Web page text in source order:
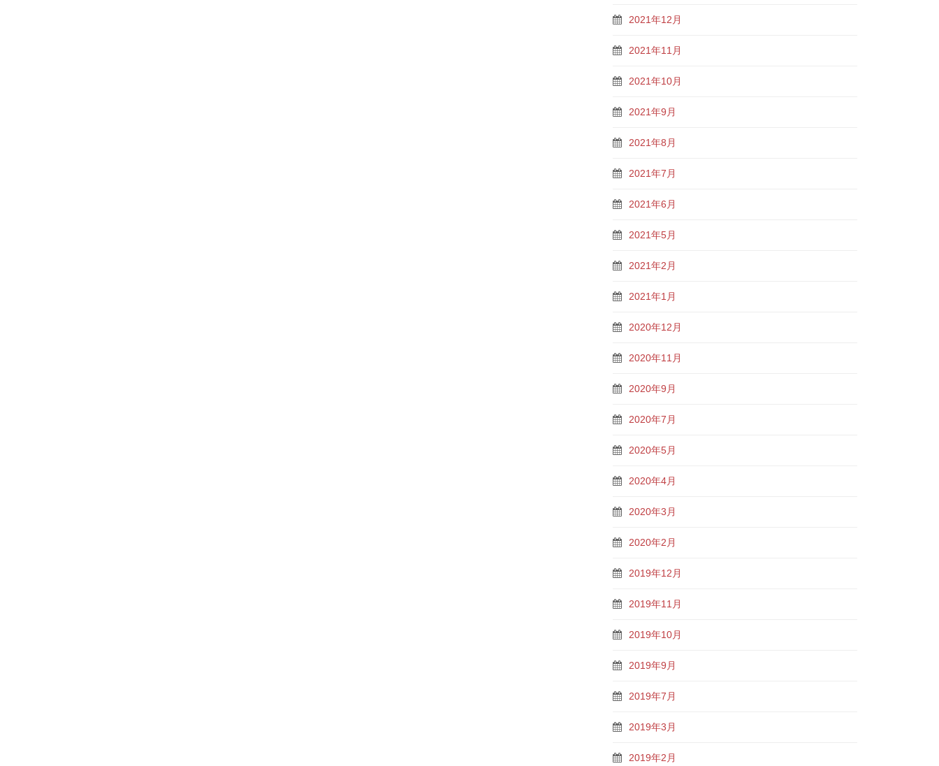
2021年12月
2021年11月
2021年10月
2021年9月
2021年8月
2021年7月
2021年6月
2021年5月
2021年2月
2021年1月
2020年12月
2020年11月
2020年9月
2020年7月
2020年5月
2020年4月
2020年3月
2020年2月
2019年12月
2019年11月
2019年10月
2019年9月
2019年7月
2019年3月
2019年2月